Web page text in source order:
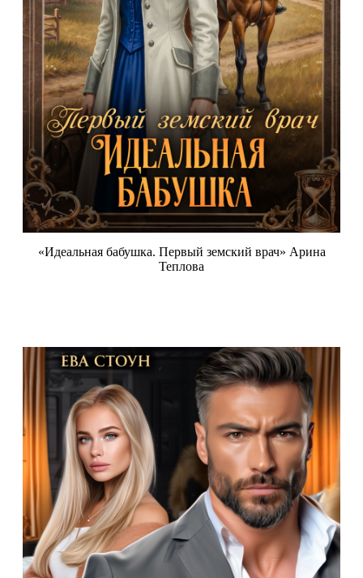
«Идеальная бабушка. Первый земский врач» Арина
Теплова